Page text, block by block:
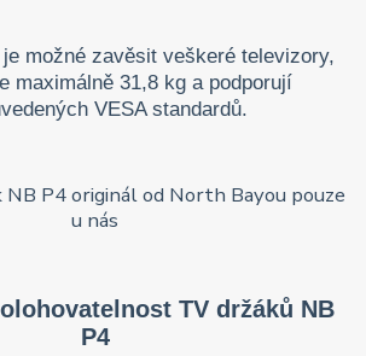
možné zavěsit veškeré televizory,
maximálně 31,8 kg a podporují
VESA standardů.
TV držáků NB
P4